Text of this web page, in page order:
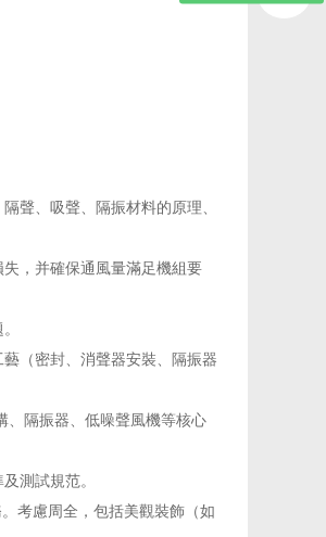
聲、吸聲、隔振材料的原理、
，并確保通風量滿足機組要
（密封、消聲器安裝、隔振器
、隔振器、低噪聲風機等核心
測試規范。
考慮周全，包括美觀裝飾（如